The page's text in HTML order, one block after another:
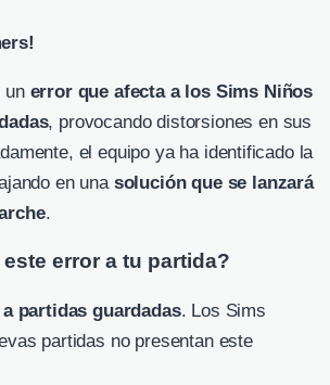
un error que afecta a los Sims Niños
, provocando distorsiones en sus
el equipo ya ha identificado la
en una solución que se lanzará
.
error a tu partida?
partidas guardadas. Los Sims
partidas no presentan este